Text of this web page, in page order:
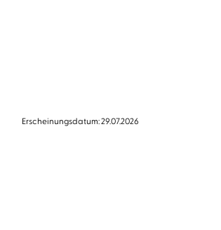
Erscheinungsdatum: 29.07.2026